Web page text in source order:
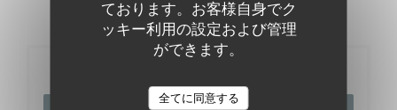
ております。お客様自身でク
ッキー利用の設定および管理
ができます。
全てに同意する